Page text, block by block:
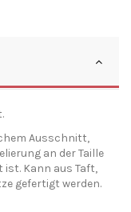
Ausschnitt,
an der Taille
Kann aus Taft,
gefertigt werden.